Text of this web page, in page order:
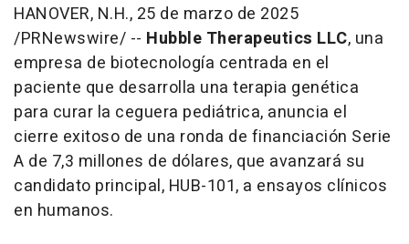
HANOVER, N.H., 25 de marzo de 2025
/PRNewswire/ -- Hubble Therapeutics LLC, una
empresa de biotecnología centrada en el
paciente que desarrolla una terapia genética
para curar la ceguera pediátrica, anuncia el
cierre exitoso de una ronda de financiación Serie
A de 7,3 millones de dólares, que avanzará su
candidato principal, HUB-101, a ensayos clínicos
en humanos.